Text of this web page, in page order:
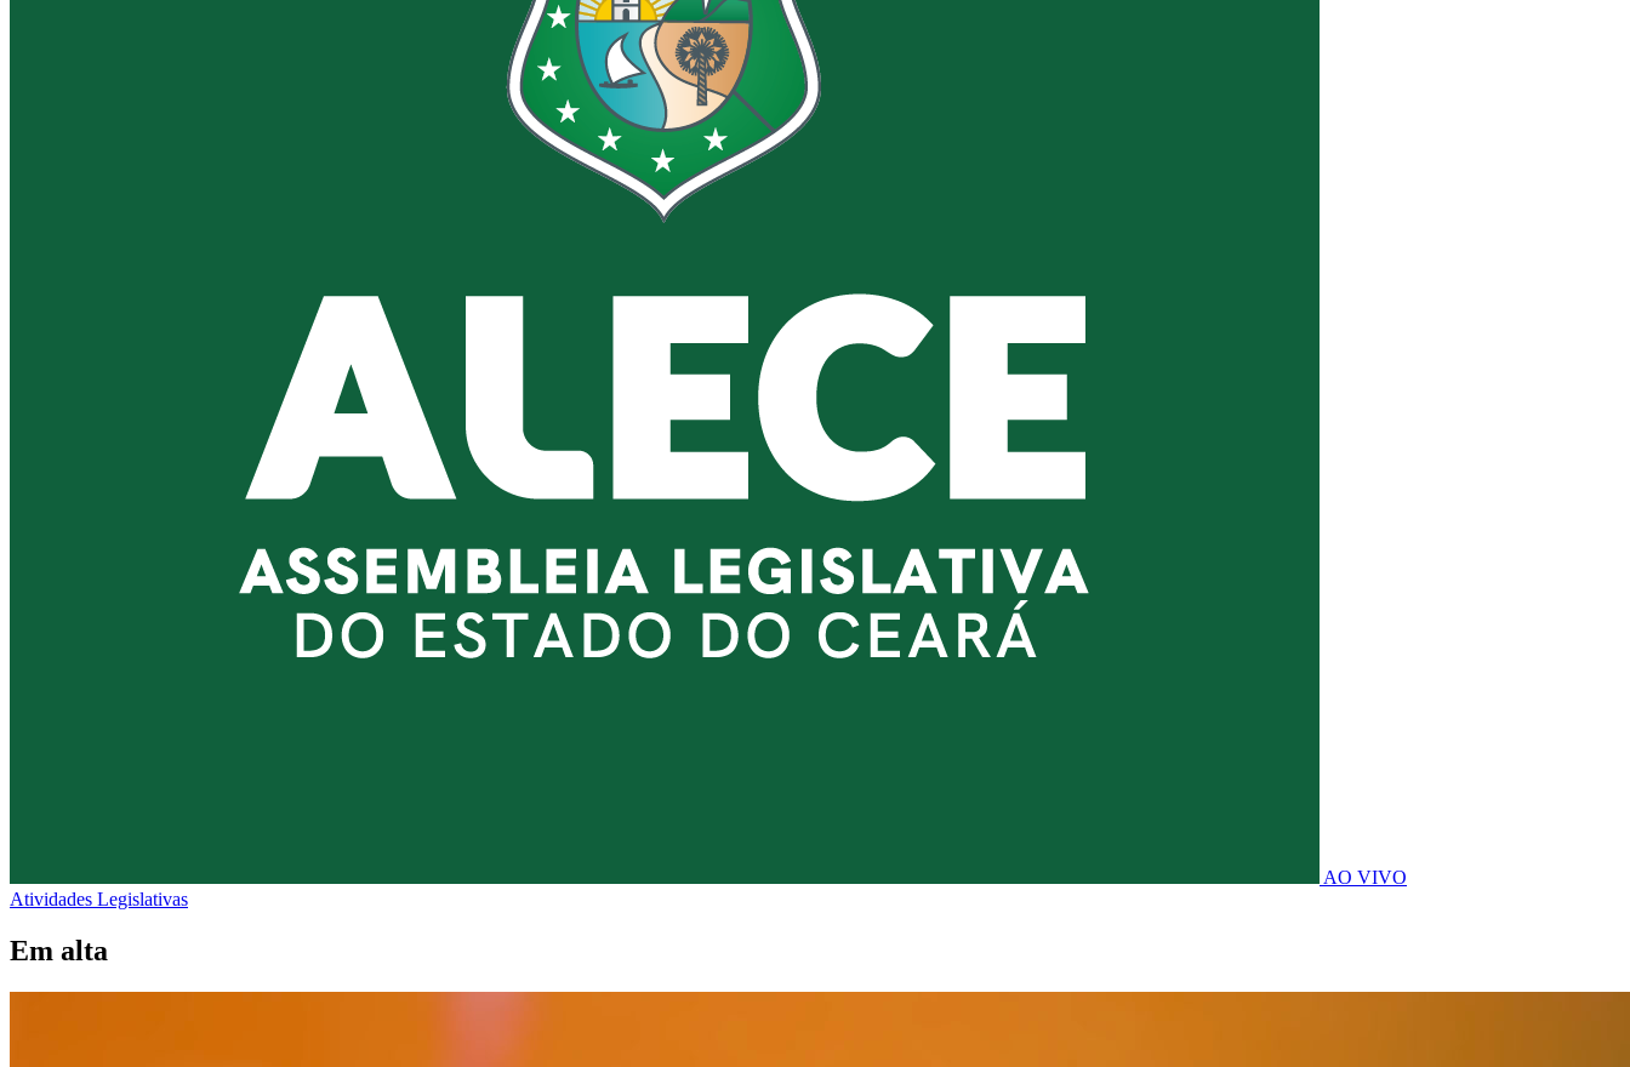
AO VIVO
Atividades Legislativas
Em alta